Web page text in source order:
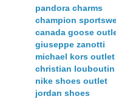
pandora charms
champion
canada goose
giuseppe zanotti
michael kors outlet
christian
nike shoes outlet
jordan shoes